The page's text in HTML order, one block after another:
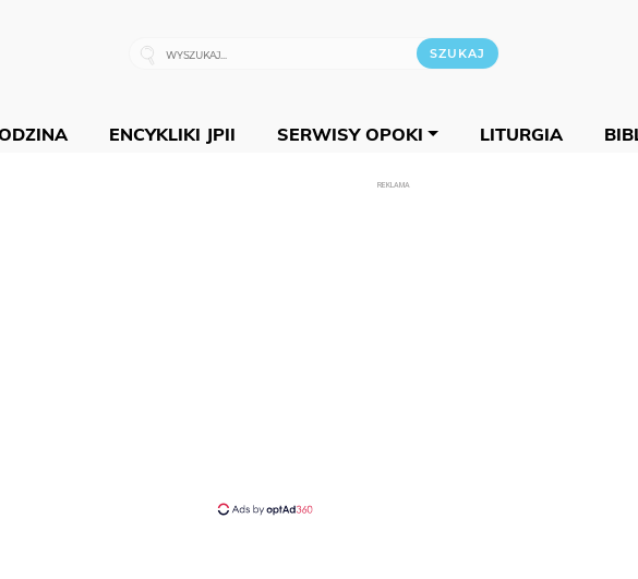
ENCYKLIKI JPII SERWISY OPOKI LITURGIA
REKLAMA